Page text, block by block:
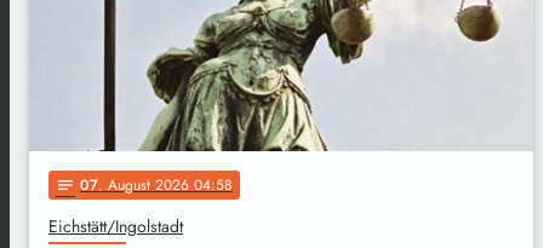
notes 07. August 2026 04:58
Eichstätt/Ingolstadt